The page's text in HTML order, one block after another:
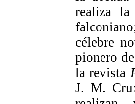
realiza
célebre
pionero
la revista
J. M.